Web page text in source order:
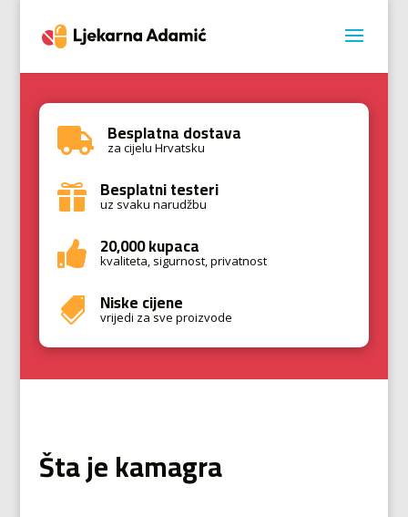
 Besplatna dostava
za cijelu Hrvatsku
 Besplatni testeri
uz svaku narudžbu
 20,000 kupaca
kvaliteta, sigurnost, privatnost
 Niske cijene
vrijedi za sve proizvode
Šta je kamagra